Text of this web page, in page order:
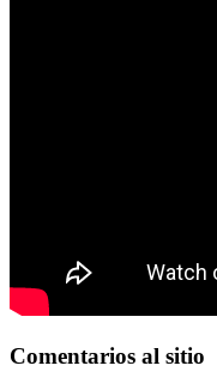
Comentarios al sitio